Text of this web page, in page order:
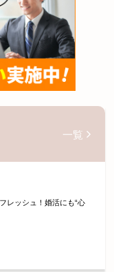
一覧
レッシュ！婚活にも“心